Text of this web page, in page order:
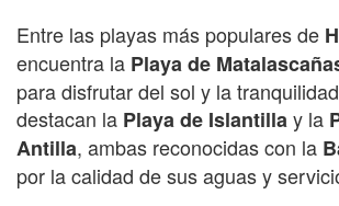
Entre las playas más populares de
encuentra la Playa de
para disfrutar del sol y la
destacan la Playa de Islantillay la
Antilla, ambas reconocidas con la
por la calidad de sus aguas y